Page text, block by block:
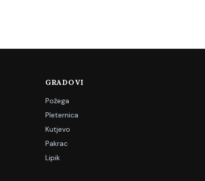
GRADOVI
Požega
Pleternica
Kutjevo
Pakrac
Lipik